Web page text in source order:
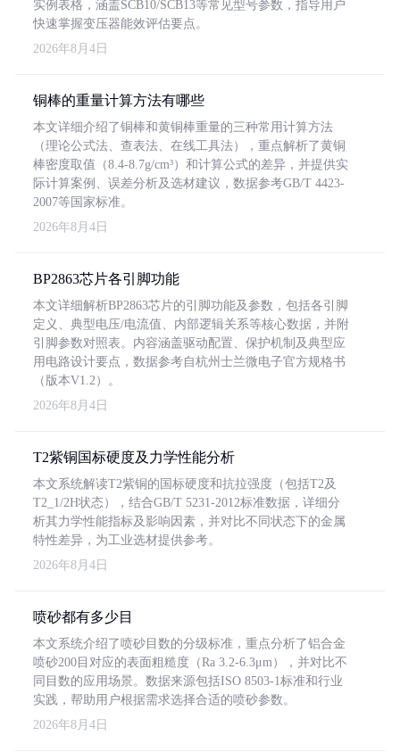
实例表格，涵盖SCB10/SCB13等常见型号参数，指导用户
快速掌握变压器能效评估要点。
2026年8月4日
铜棒的重量计算方法有哪些
本文详细介绍了铜棒和黄铜棒重量的三种常用计算方法
（理论公式法、查表法、在线工具法），重点解析了黄铜
棒密度取值（8.4-8.7g/cm³）和计算公式的差异，并提供实
际计算案例、误差分析及选材建议，数据参考GB/T 4423-
2007等国家标准。
2026年8月4日
BP2863芯片各引脚功能
本文详细解析BP2863芯片的引脚功能及参数，包括各引脚
定义、典型电压/电流值、内部逻辑关系等核心数据，并附
引脚参数对照表。内容涵盖驱动配置、保护机制及典型应
用电路设计要点，数据参考自杭州士兰微电子官方规格书
（版本V1.2）。
2026年8月4日
T2紫铜国标硬度及力学性能分析
本文系统解读T2紫铜的国标硬度和抗拉强度（包括T2及
T2_1/2H状态），结合GB/T 5231-2012标准数据，详细分
析其力学性能指标及影响因素，并对比不同状态下的金属
特性差异，为工业选材提供参考。
2026年8月4日
喷砂都有多少目
本文系统介绍了喷砂目数的分级标准，重点分析了铝合金
喷砂200目对应的表面粗糙度（Ra 3.2-6.3μm），并对比不
同目数的应用场景。数据来源包括ISO 8503-1标准和行业
实践，帮助用户根据需求选择合适的喷砂参数。
2026年8月4日